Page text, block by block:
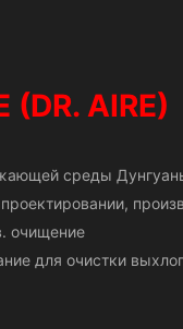
(DR. AIRE)
среды
очищение
для очистки